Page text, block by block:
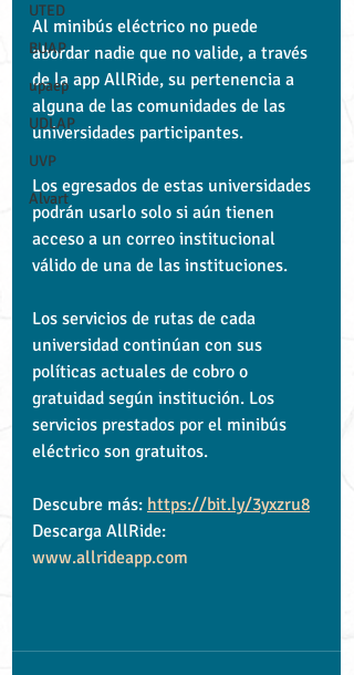
UTED
BUAP
upaep
UDLAP
UVP
Alvart
Al minibús eléctrico no puede
abordar nadie que no valide, a través
de la app AllRide, su pertenencia a
alguna de las comunidades de las
universidades participantes.
Los egresados de estas universidades
podrán usarlo solo si aún tienen
acceso a un correo institucional
válido de una de las instituciones.
Los servicios de rutas de cada
universidad continúan con sus
políticas actuales de cobro o
gratuidad según institución. Los
servicios prestados por el minibús
eléctrico son gratuitos.
Descubre más: https://bit.ly/3yxzru8
Descarga AllRide:
www.allrideapp.com